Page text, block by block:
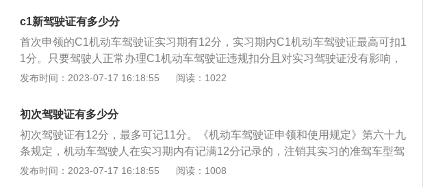
驾驶证三年以上的驾驶人陪同。其中，驾驶残疾人专用小型自动挡载客汽车的，
可以由持有小型自动挡载客汽车以上准驾车型驾驶证的驾驶人陪同。在增加准驾
车型后的实习期内，驾驶原准驾车型的机动车时不受上述限制。
参加学法减分来免去记分。需要注意的是减免并不代表增分。也就是不能在本来
的12分值基础上相加，如驾驶证被扣6分，此时还有6分没扣，那么可以参加学法
减分来获得分值，得到一分，那么扣分就可减免一分，也就是驾驶证被扣5分，
还剩7分，以此类推，最高减免6分。没有记分的话，满分的驾驶证，是不可以用
学法减分来增分，也不可以参与学法减分。还有学法减分是必须在驾驶证有分的
间的驾驶证是不能参与的。也就是说获得减免分值的前提一定是在被扣分之后又
还剩有分的情况下，可参加学法减分的教育活动来获得分值减免扣分。学法减分
获得分值的途径：1、公益活动：参加交通安全公益活动，一次可以减免1分。
试后一次可以减免2分。3、网上学习：在网上学习道路交通安全法律、法规和相
c1新驾驶证有多少分
首次申领的C1机动车驾驶证实习期有12分，实习期内C1机动车驾驶证最高可扣1
1分。只要驾驶人正常办理C1机动车驾驶证违规扣分且对实习驾驶证没有影响，
实习期间的C1机动车驾驶证就不能违规扣分12分，实习驾驶证驾驶人也不能单独
分不能被扣完，否则准驾车型将会被注销；2、实习期间上路行驶要张贴实习标
志，实习标志要张贴交通管理部门统一颁发的，并且要张贴在汽车后玻璃内侧；
如果是磁吸式实习标志，要张贴在汽车后面外壳上；否则一旦被拦截会根据123
号令第六十四条第三款规定处以20元以上200元以下罚款；3、实习期间是不能单
独上高速的，需要有相同驾驶证或更高准驾车型驾驶证3年以上经验的人陪同，
发布时间：2023-07-17 16:18:55 阅读：1022
初次驾驶证有多少分
初次驾驶证有12分，最多可记11分。《机动车驾驶证申领和使用规定》第六十九
条规定，机动车驾驶人在实习期内有记满12分记录的，注销其实习的准驾车型驾
驶资格。同时，在一年的实习期内，扣分不要超过六分，否则会实习期延长一年
发布时间：2023-07-17 16:18:55 阅读：1008